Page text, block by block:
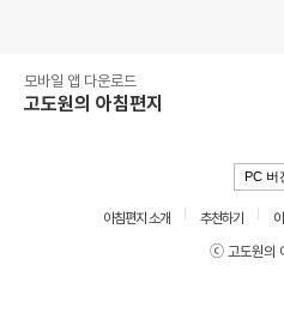
모바일 앱 다운로드
고도원의 아침편지
PC 버
아침편지 소개 추천하기
ⓒ 고도원의